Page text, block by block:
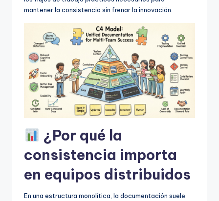
U
p
mantener la consistencia sin frenar la innovación.
¿Por qué la
consistencia importa
en equipos distribuidos
En una estructura monolítica, la documentación suele